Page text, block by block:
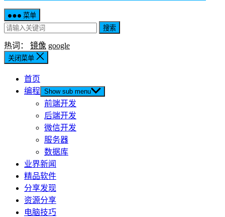
菜单
搜索
热词： 镜像 google
关闭菜单
首页
编程 Show sub menu
前端开发
后端开发
微信开发
服务器
数据库
业界新闻
精品软件
分享发现
资源分享
电脑技巧